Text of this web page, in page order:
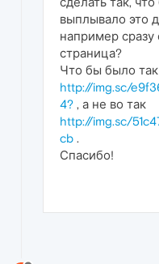
выплывало это
например сразу
страница?
Что бы было так
http://img.sc/
4? , а не во так
http://img.sc/
cb .
Спасибо!